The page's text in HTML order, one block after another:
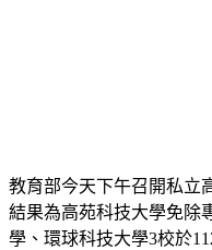
教育部今天下午召開私立
結果為高苑科技大學免除